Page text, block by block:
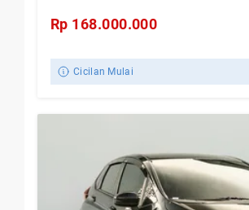
Rp 168.000.000
Cicilan Mulai